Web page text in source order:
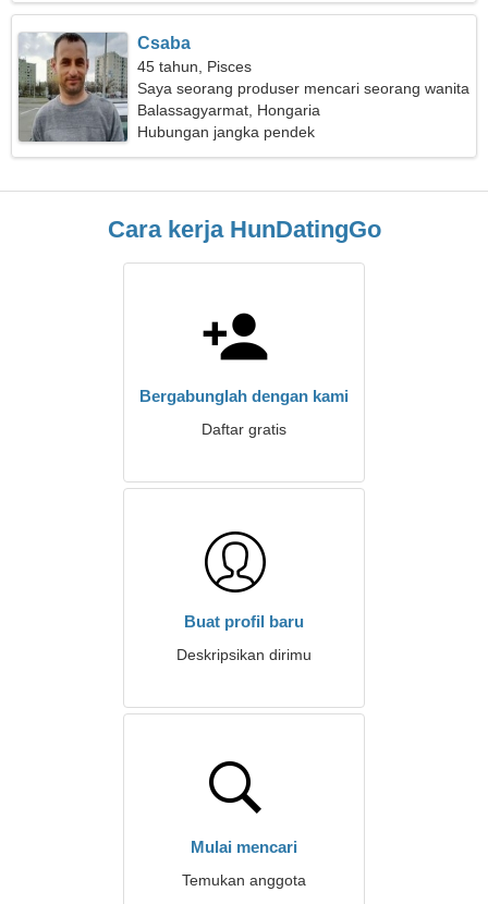
Csaba
45 tahun, Pisces
Saya seorang produser mencari seorang wanita
yang fantastis
Balassagyarmat, Hongaria
Hubungan jangka pendek
Cara kerja HunDatingGo
Bergabunglah dengan kami
Daftar gratis
Buat profil baru
Deskripsikan dirimu
Mulai mencari
Temukan anggota